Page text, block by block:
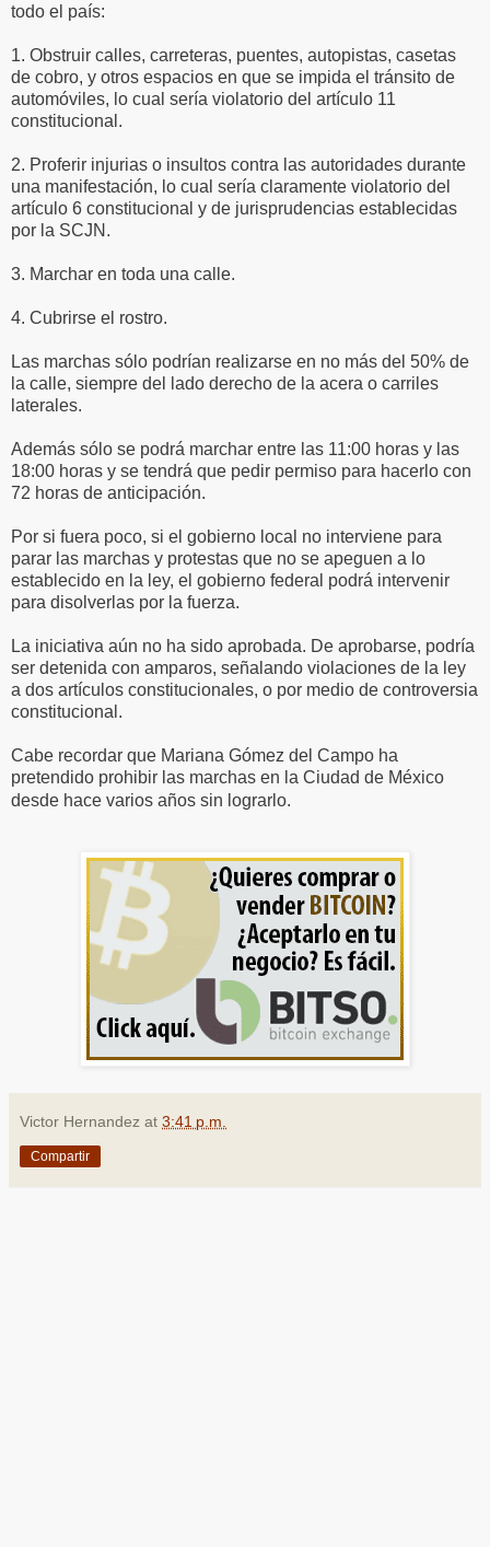
todo el país:
1. Obstruir calles, carreteras, puentes, autopistas, casetas
de cobro, y otros espacios en que se impida el tránsito de
automóviles, lo cual sería violatorio del artículo 11
constitucional.
2. Proferir injurias o insultos contra las autoridades durante
una manifestación, lo cual sería claramente violatorio del
artículo 6 constitucional y de jurisprudencias establecidas
por la SCJN.
3. Marchar en toda una calle.
4. Cubrirse el rostro.
Las marchas sólo podrían realizarse en no más del 50% de
la calle, siempre del lado derecho de la acera o carriles
laterales.
Además sólo se podrá marchar entre las 11:00 horas y las
18:00 horas y se tendrá que pedir permiso para hacerlo con
72 horas de anticipación.
Por si fuera poco, si el gobierno local no interviene para
parar las marchas y protestas que no se apeguen a lo
establecido en la ley, el gobierno federal podrá intervenir
para disolverlas por la fuerza.
La iniciativa aún no ha sido aprobada. De aprobarse, podría
ser detenida con amparos, señalando violaciones de la ley
a dos artículos constitucionales, o por medio de controversia
constitucional.
Cabe recordar que Mariana Gómez del Campo ha
pretendido prohibir las marchas en la Ciudad de México
desde hace varios años sin lograrlo.
Victor Hernandez at 3:41 p.m.
Compartir